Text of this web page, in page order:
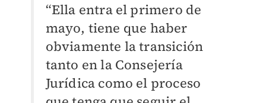
“Ella entra el primero de
mayo, tiene que haber
obviamente la transición
tanto en la Consejería
Jurídica como el proceso